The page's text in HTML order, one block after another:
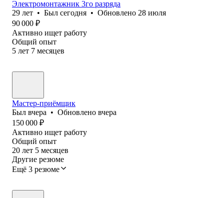
Электромонтажник 3го разряда
29 лет • Был сегодня • Обновлено 28 июля
90 000 ₽
Активно ищет работу
Общий опыт
5 лет 7 месяцев
Мастер-приёмщик
Был вчера • Обновлено вчера
150 000 ₽
Активно ищет работу
Общий опыт
20 лет 5 месяцев
Другие резюме
Ещё 3 резюме